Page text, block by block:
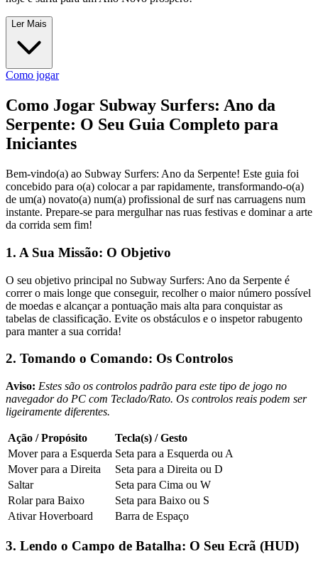
Ler Mais
Como jogar
Como Jogar Subway Surfers: Ano da
Serpente: O Seu Guia Completo para
Iniciantes
Bem-vindo(a) ao Subway Surfers: Ano da Serpente! Este guia foi
concebido para o(a) colocar a par rapidamente, transformando-o(a)
de um(a) novato(a) num(a) profissional de surf nas carruagens num
instante. Prepare-se para mergulhar nas ruas festivas e dominar a arte
da corrida sem fim!
1. A Sua Missão: O Objetivo
O seu objetivo principal no Subway Surfers: Ano da Serpente é
correr o mais longe que conseguir, recolher o maior número possível
de moedas e alcançar a pontuação mais alta para conquistar as
tabelas de classificação. Evite os obstáculos e o inspetor rabugento
para manter a sua corrida!
2. Tomando o Comando: Os Controlos
Aviso: Estes são os controlos padrão para este tipo de jogo no
navegador do PC com Teclado/Rato. Os controlos reais podem ser
ligeiramente diferentes.
Ação / Propósito
Tecla(s) / Gesto
Mover para a Esquerda Seta para a Esquerda ou A
Mover para a Direita
Seta para a Direita ou D
Saltar
Seta para Cima ou W
Rolar para Baixo
Seta para Baixo ou S
Ativar Hoverboard
Barra de Espaço
3. Lendo o Campo de Batalha: O Seu Ecrã (HUD)